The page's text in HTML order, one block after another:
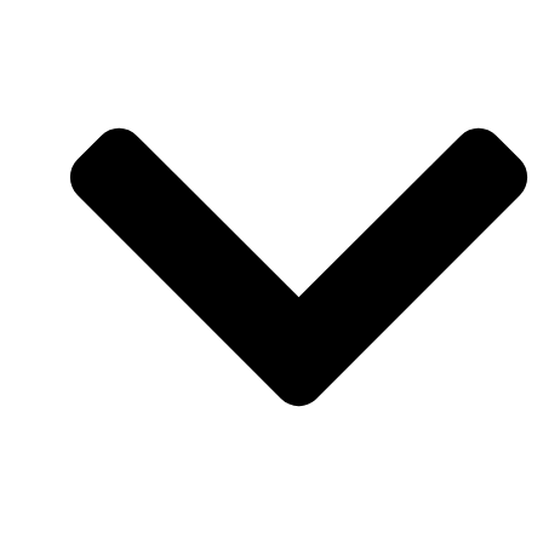
Buchbesprechungen von Harald Schwiers
Haralds Streifzüge
Hörtipps von Harald Schwiers
Kunstausflüge mit Sigrid Balke
Marc Peschke – Out of The Länd
Buchtipps von Uli Rothfuss